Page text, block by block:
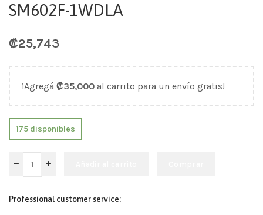
SM602F-1WDLA
₡25,743
¡Agregá ₡35,000 al carrito para un envío gratis!
175 disponibles
Professional customer service: